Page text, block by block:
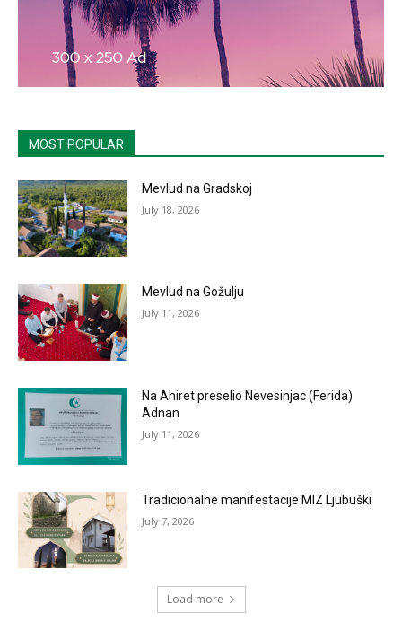
MOST POPULAR
Mevlud na Gradskoj
July 18, 2026
Mevlud na Gožulju
July 11, 2026
Na Ahiret preselio Nevesinjac (Ferida)
Adnan
July 11, 2026
Tradicionalne manifestacije MIZ Ljubuški
July 7, 2026
Load more